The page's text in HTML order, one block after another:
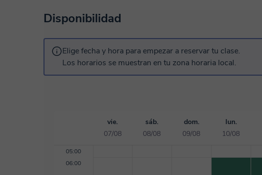
Disponibilidad
Elige fecha y hora para empezar a reservar tu clase.
Los horarios se muestran en tu zona horaria local.
vie.
07/08
sáb.
08/08
dom.
09/08
lun.
10/08
05:00
06:00